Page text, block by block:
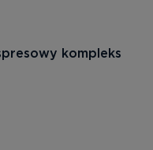
kompleks